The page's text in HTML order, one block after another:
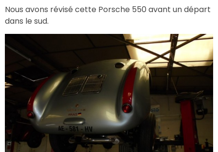
Nous avons révisé cette Porsche 550 avant un départ
dans le sud.